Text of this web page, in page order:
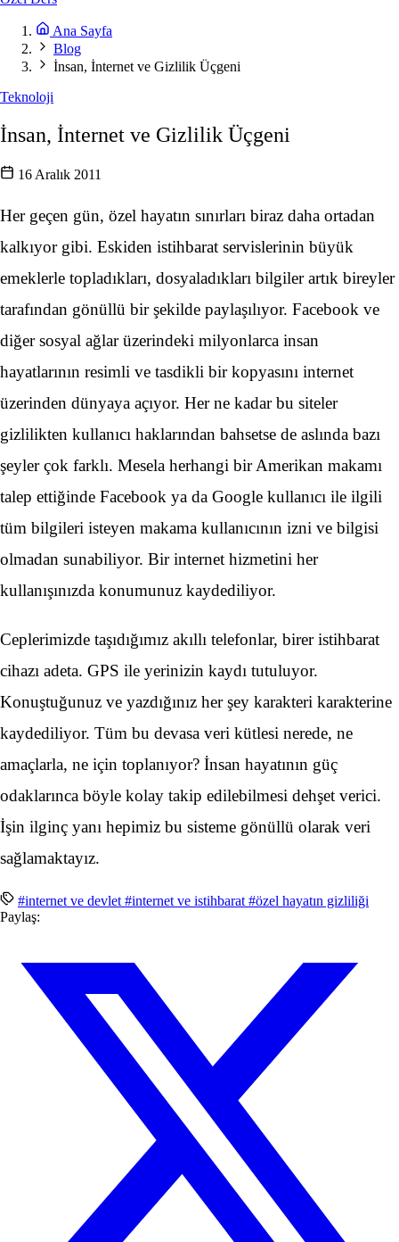
Ana Sayfa
Blog
İnsan, İnternet ve Gizlilik Üçgeni
Teknoloji
İnsan, İnternet ve Gizlilik Üçgeni
16 Aralık 2011
Her geçen gün, özel hayatın sınırları biraz daha ortadan
kalkıyor gibi. Eskiden istihbarat servislerinin büyük
emeklerle topladıkları, dosyaladıkları bilgiler artık bireyler
tarafından gönüllü bir şekilde paylaşılıyor. Facebook ve
diğer sosyal ağlar üzerindeki milyonlarca insan
hayatlarının resimli ve tasdikli bir kopyasını internet
üzerinden dünyaya açıyor. Her ne kadar bu siteler
gizlilikten kullanıcı haklarından bahsetse de aslında bazı
şeyler çok farklı. Mesela herhangi bir Amerikan makamı
talep ettiğinde Facebook ya da Google kullanıcı ile ilgili
tüm bilgileri isteyen makama kullanıcının izni ve bilgisi
olmadan sunabiliyor. Bir internet hizmetini her
kullanışınızda konumunuz kaydediliyor.
Ceplerimizde taşıdığımız akıllı telefonlar, birer istihbarat
cihazı adeta. GPS ile yerinizin kaydı tutuluyor.
Konuştuğunuz ve yazdığınız her şey karakteri karakterine
kaydediliyor. Tüm bu devasa veri kütlesi nerede, ne
amaçlarla, ne için toplanıyor? İnsan hayatının güç
odaklarınca böyle kolay takip edilebilmesi dehşet verici.
İşin ilginç yanı hepimiz bu sisteme gönüllü olarak veri
sağlamaktayız.
#internet ve devlet #internet ve istihbarat #özel hayatın gizliliği
Paylaş: